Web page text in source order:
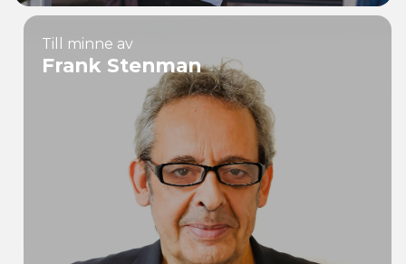
senaste
Frank Stenman
Till minne av